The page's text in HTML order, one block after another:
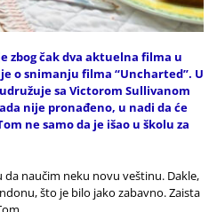
zbog čak dva aktuelna filma u
o snimanju filma “Uncharted”. U
sa Victorom Sullivanom
nije pronađeno, u nadi da će
ne samo da je išao u školu za
naučim neku novu veštinu. Dakle,
što je bilo jako zabavno. Zaista